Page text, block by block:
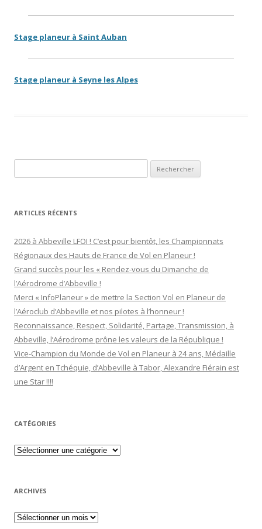
Stage planeur à Saint Auban
Stage planeur à Seyne les Alpes
ARTICLES RÉCENTS
2026 à Abbeville LFOI ! C’est pour bientôt, les Championnats
Régionaux des Hauts de France de Vol en Planeur !
Grand succès pour les « Rendez-vous du Dimanche de
l’Aérodrome d’Abbeville !
Merci « InfoPlaneur » de mettre la Section Vol en Planeur de
l’Aéroclub d’Abbeville et nos pilotes à l’honneur !
Reconnaissance, Respect, Solidarité, Partage, Transmission, à
Abbeville, l’Aérodrome prône les valeurs de la République !
Vice-Champion du Monde de Vol en Planeur à 24 ans, Médaille
d’Argent en Tchéquie, d’Abbeville à Tabor, Alexandre Fiérain est
une Star !!!!
CATÉGORIES
Catégories
ARCHIVES
Archives